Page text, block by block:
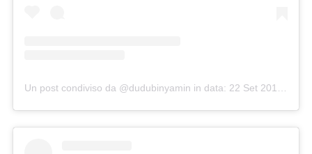
Un post condiviso da @dudubinyamin in data: 22 Set 2018 alle ore 8:58 PDT